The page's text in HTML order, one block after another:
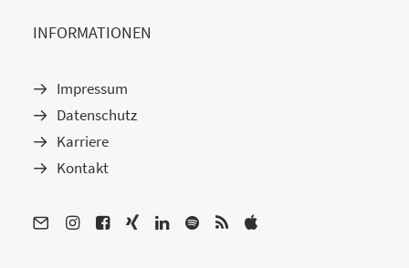
INFORMATIONEN
Impressum
Datenschutz
Karriere
Kontakt